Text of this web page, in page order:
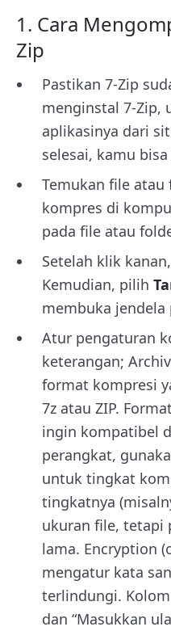
1. Cara
Zip
Pastikan 7-Zip
menginstal 7-Zip,
aplikasinya dari
selesai, kamu
Temukan file
kompres di
pada file atau
Setelah klik
Kemudian, pilih
membuka
Atur pengaturan
keterangan;
format kompresi
7z atau ZIP.
ingin kompatibel
perangkat,
untuk tingkat
tingkatnya
ukuran file, tetapi
lama. Encryption
mengatur kata
terlindungi. Kolom
dan “Masukkan